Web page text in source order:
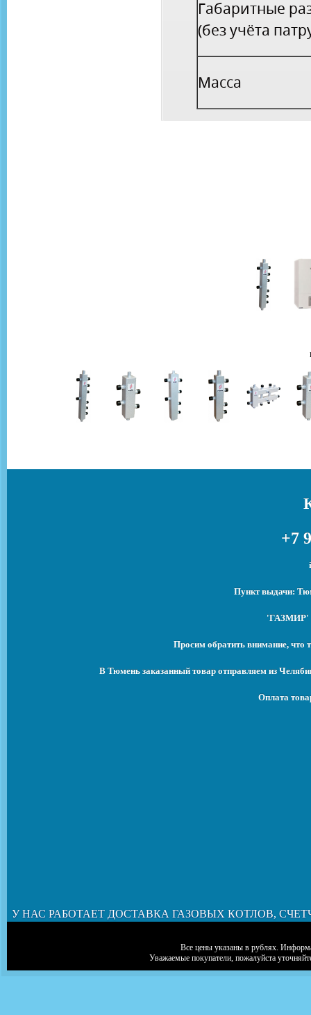
Габаритные
(без учёта
Масса
+7
Пункт выдачи:
'ГАЗМИР' -
Просим обратить внимание, что
В Тюмень заказанный товар отправляем из
Оплата
У НАС РАБОТАЕТ ДОСТАВКА ГАЗОВЫХ КОТЛОВ,
Все цены указаны в рублях.
Уважаемые покупатели, пожалуйста